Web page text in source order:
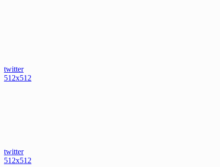
twitter
512x512
twitter
512x512